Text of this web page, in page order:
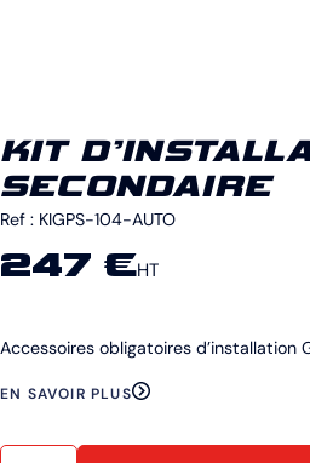
KIT
SECONDAIRE
Ref : KIGPS-104-AUTO
247 €HT
Accessoires obligatoires d’installation
EN SAVOIR PLUS